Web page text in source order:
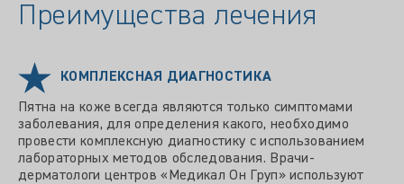
Преимущества лечения
КОМПЛЕКСНАЯ ДИАГНОСТИКА
Пятна на коже всегда являются только симптомами
заболевания, для определения какого, необходимо
провести комплексную диагностику с использованием
лабораторных методов обследования. Врачи-
дерматологи центров «Медикал Он Груп» используют